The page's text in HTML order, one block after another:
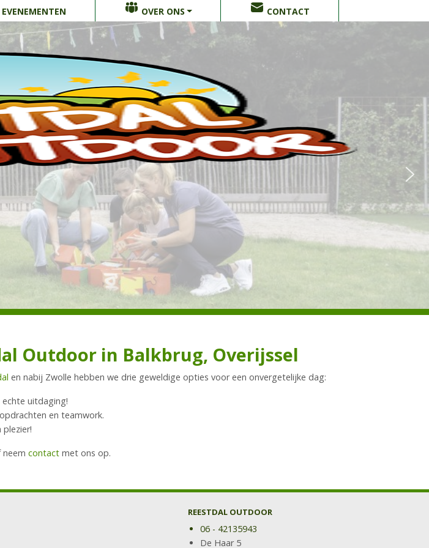
EVENEMENTEN OVER ONS CONTACT
Outdoor in Balkbrug, Overijssel
en nabij Zwolle hebben we drie geweldige opties voor een onvergetelijke dag:
echte uitdaging!
en teamwork.
contact met ons op.
REESTDAL OUTDOOR
06 - 42135943
De Haar 5